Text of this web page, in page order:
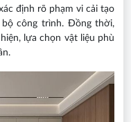
định rõ phạm vi cải tạo
công trình. Đồng thời,
lựa chọn vật liệu phù